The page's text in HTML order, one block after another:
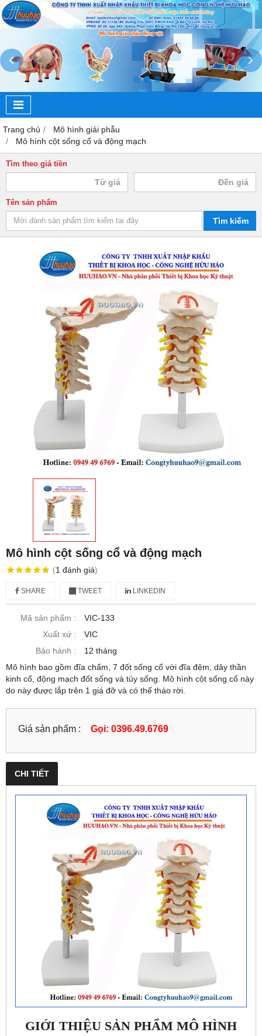
‹ ›
Trang chủ
Mô hình giải phẫu
Mô hình cột sống cổ và động mạch
Tìm theo giá tiền
Tên sản phẩm
Tìm kiếm
Mô hình cột sống cổ và động mạch
(1 đánh giá)
SHARE TWEET LINKEDIN
Mã sản phẩm :
VIC-133
Xuất xứ :
VIC
Bảo hành :
12 tháng
Mô hình bao gồm đĩa chấm, 7 đốt sống cổ với đĩa đệm, dây thần
kinh cổ, động mạch đốt sống và tủy sống. Mô hình cột sống cổ này
do này được lắp trên 1 giá đỡ và có thể tháo rời.
Giá sản phẩm : Gọi: 0396.49.6769
CHI TIẾT
GIỚI THIỆU SẢN PHẨM MÔ HÌNH